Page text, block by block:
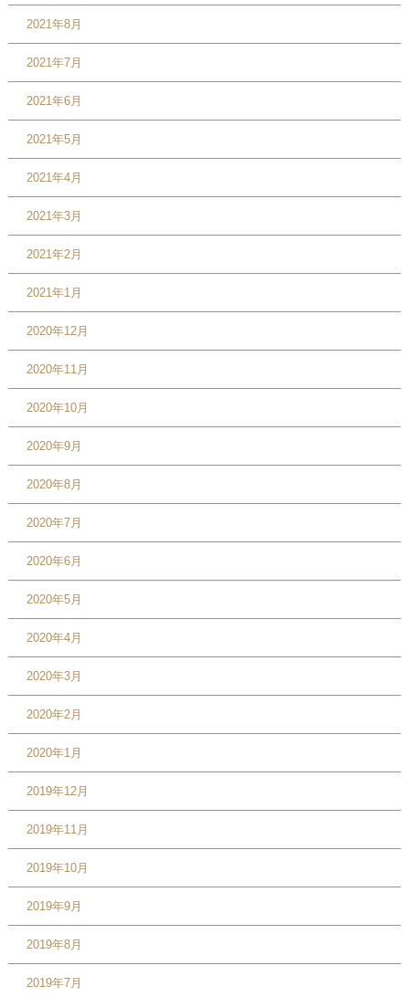
2021年8月
2021年7月
2021年6月
2021年5月
2021年4月
2021年3月
2021年2月
2021年1月
2020年12月
2020年11月
2020年10月
2020年9月
2020年8月
2020年7月
2020年6月
2020年5月
2020年4月
2020年3月
2020年2月
2020年1月
2019年12月
2019年11月
2019年10月
2019年9月
2019年8月
2019年7月